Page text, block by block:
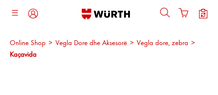
kryesore
Online Shop > Vegla Dore dhe Aksesorë > Vegla dore, zebra >
Kaçavida